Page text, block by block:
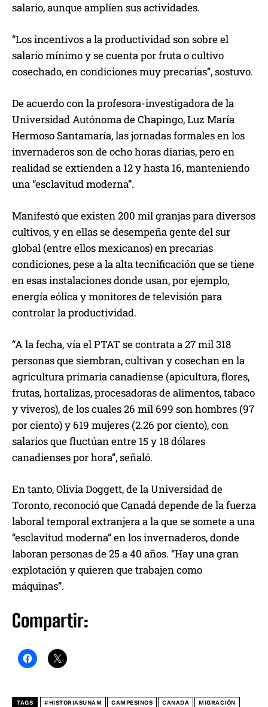
salario, aunque amplíen sus actividades.
“Los incentivos a la productividad son sobre el
salario mínimo y se cuenta por fruta o cultivo
cosechado, en condiciones muy precarias”, sostuvo.
De acuerdo con la profesora-investigadora de la
Universidad Autónoma de Chapingo, Luz María
Hermoso Santamaría, las jornadas formales en los
invernaderos son de ocho horas diarias, pero en
realidad se extienden a 12 y hasta 16, manteniendo
una “esclavitud moderna”.
Manifestó que existen 200 mil granjas para diversos
cultivos, y en ellas se desempeña gente del sur
global (entre ellos mexicanos) en precarias
condiciones, pese a la alta tecnificación que se tiene
en esas instalaciones donde usan, por ejemplo,
energía eólica y monitores de televisión para
controlar la productividad.
“A la fecha, vía el PTAT se contrata a 27 mil 318
personas que siembran, cultivan y cosechan en la
agricultura primaria canadiense (apicultura, flores,
frutas, hortalizas, procesadoras de alimentos, tabaco
y viveros), de los cuales 26 mil 699 son hombres (97
por ciento) y 619 mujeres (2.26 por ciento), con
salarios que fluctúan entre 15 y 18 dólares
canadienses por hora”, señaló.
En tanto, Olivia Doggett, de la Universidad de
Toronto, reconoció que Canadá depende de la fuerza
laboral temporal extranjera a la que se somete a una
“esclavitud moderna” en los invernaderos, donde
laboran personas de 25 a 40 años. “Hay una gran
explotación y quieren que trabajen como
máquinas”.
Compartir:
TAGS #HISTORIASUNAM CAMPESINOS CANADA MIGRACIÓN